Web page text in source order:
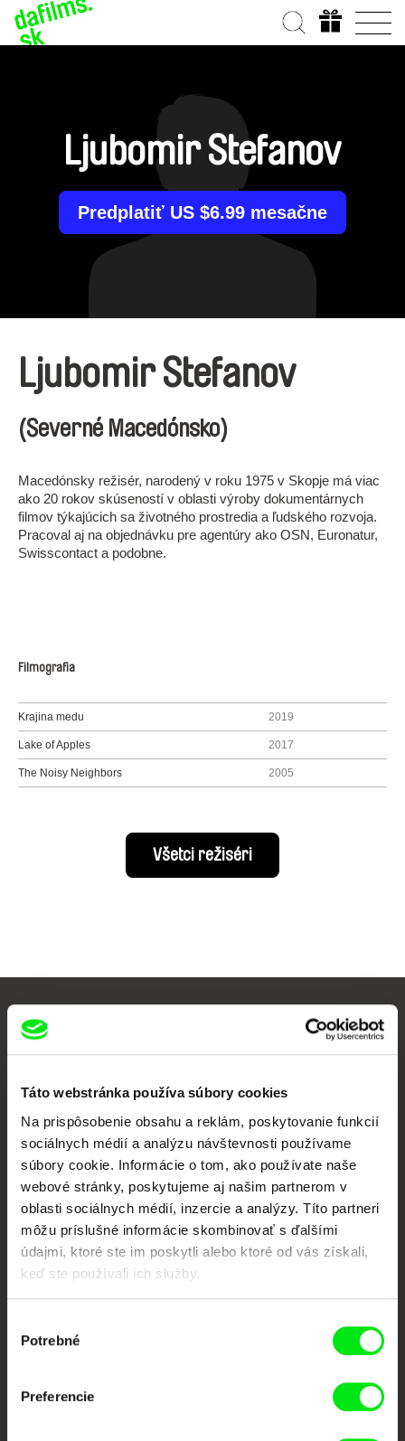
Táto webstránka používa súbory cookies
Na prispôsobenie obsahu a reklám, poskytovanie funkcií
sociálnych médií a analýzu návštevnosti používame
súbory cookie. Informácie o tom, ako používate naše
webové stránky, poskytujeme aj našim partnerom v
oblasti sociálnych médií, inzercie a analýzy. Títo partneri
môžu príslušné informácie skombinovať s ďalšími
údajmi, ktoré ste im poskytli alebo ktoré od vás získali,
keď ste používali ich služby.
súhlasu
Potrebné
Preferencie
Ljubomir Stefanov
Predplatiť US $6.99 mesačne
Ljubomir Stefanov
(Severné Macedónsko)
Macedónsky režisér, narodený v roku 1975 v Skopje má viac
ako 20 rokov skúseností v oblasti výroby dokumentárnych
filmov týkajúcich sa životného prostredia a ľudského rozvoja.
Pracoval aj na objednávku pre agentúry ako OSN, Euronatur,
Swisscontact a podobne.
Filmografia
Krajina medu 2019
Lake of Apples 2017
The Noisy Neighbors 2005
Všetci režiséri
Portál DAFilms vznikol vďaka tvorivej spolupráci siedmich významných
európskych festivalov dokumentárneho filmu združených pod Doc Alliance.
Členovia Doc Alliance
CPH:DOX DOK Leipzig